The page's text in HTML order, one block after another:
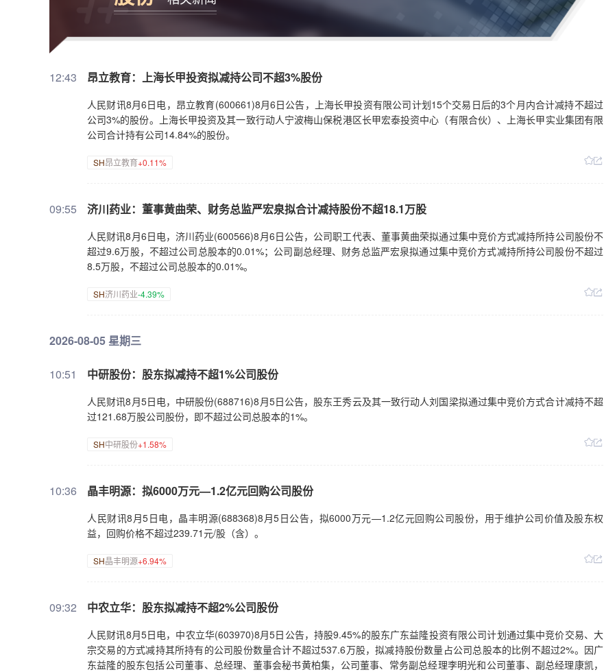
12:43 昂立教育：上海长甲投资拟减持公司不超3%股份
人民财讯8月6日电，昂立教育(600661)8月6日公告，上海长甲投资有限公司计划15个交易日后的3个月内合计减持不超过
公司3%的股份。上海长甲投资及其一致行动人宁波梅山保税港区长甲宏泰投资中心（有限合伙）、上海长甲实业集团有限
公司合计持有公司14.84%的股份。
SH昂立教育+0.11%
09:55 济川药业：董事黄曲荣、财务总监严宏泉拟合计减持股份不超18.1万股
人民财讯8月6日电，济川药业(600566)8月6日公告，公司职工代表、董事黄曲荣拟通过集中竞价方式减持所持公司股份不
超过9.6万股，不超过公司总股本的0.01%；公司副总经理、财务总监严宏泉拟通过集中竞价方式减持所持公司股份不超过
8.5万股，不超过公司总股本的0.01%。
SH济川药业-4.39%
2026-08-05 星期三
10:51 中研股份：股东拟减持不超1%公司股份
人民财讯8月5日电，中研股份(688716)8月5日公告，股东王秀云及其一致行动人刘国梁拟通过集中竞价方式合计减持不超
过121.68万股公司股份，即不超过公司总股本的1%。
SH中研股份+1.58%
10:36 晶丰明源：拟6000万元—1.2亿元回购公司股份
人民财讯8月5日电，晶丰明源(688368)8月5日公告，拟6000万元—1.2亿元回购公司股份，用于维护公司价值及股东权
益，回购价格不超过239.71元/股（含）。
SH晶丰明源+6.94%
09:32 中农立华：股东拟减持不超2%公司股份
人民财讯8月5日电，中农立华(603970)8月5日公告，持股9.45%的股东广东益隆投资有限公司计划通过集中竞价交易、大
宗交易的方式减持其所持有的公司股份数量合计不超过537.6万股，拟减持股份数量占公司总股本的比例不超过2%。因广
东益隆的股东包括公司董事、总经理、董事会秘书黄柏集，公司董事、常务副总经理李明光和公司董事、副总经理康凯，